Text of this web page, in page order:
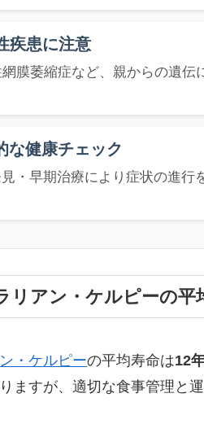
疾患に注意
膜萎縮症など、親からの遺伝
な健康チェック
・早期治療により症状の進行
リアン・ケルピーの平
・ケルピーの平均寿命は12
ますが、適切な食事管理と